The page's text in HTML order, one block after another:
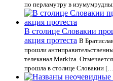
по перламутру в
В столице Словакии
акция протеста В
прошли
телеканал Markiza.
прошла в столице Словакии